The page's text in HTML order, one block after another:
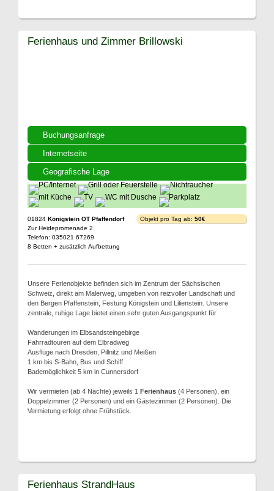
Buchungsanfrage
Internetseite
Geografische Lage
Ferienhaus und Zimmer Brillowski
01824 Königstein OT Pfaffendorf
Zur Heidepromenade 2
Telefon: 035021 67269
8 Betten + zusätzlich Aufbettung
Objekt pro Tag ab: 50€
Unsere Ferienobjekte befinden sich im Zentrum der Sächsischen
Schweiz, direkt am Malerweg, umgeben von reizvoller Landschaft und
den Bergen Pfaffenstein, Festung Königstein und Lilienstein. Unsere
zentrale, ruhige Lage bietet einen sehr guten Ausgangspunkt für
Wanderungen im Elbsandsteingebirge
Fahrradtouren auf dem Elbradweg
Ausflüge nach Dresden, Pillnitz und Meißen
1 km bis S-Bahn, Bus und Schiff
Bademöglichkeit 5 km in Cunnersdorf
Wir vermieten (ab 4 Nächte) jeweils 1 Ferienhaus (4 Personen), ein
Doppelzimmer (2 Personen) und ein Gästezimmer (2 Personen). Die
Vermietung erfolgt ohne Frühstück.
Ferienhaus StrandHaus